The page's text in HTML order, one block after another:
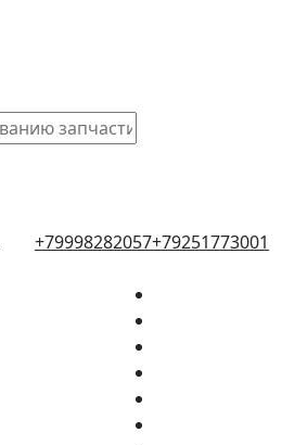
+79998282057+79251773001